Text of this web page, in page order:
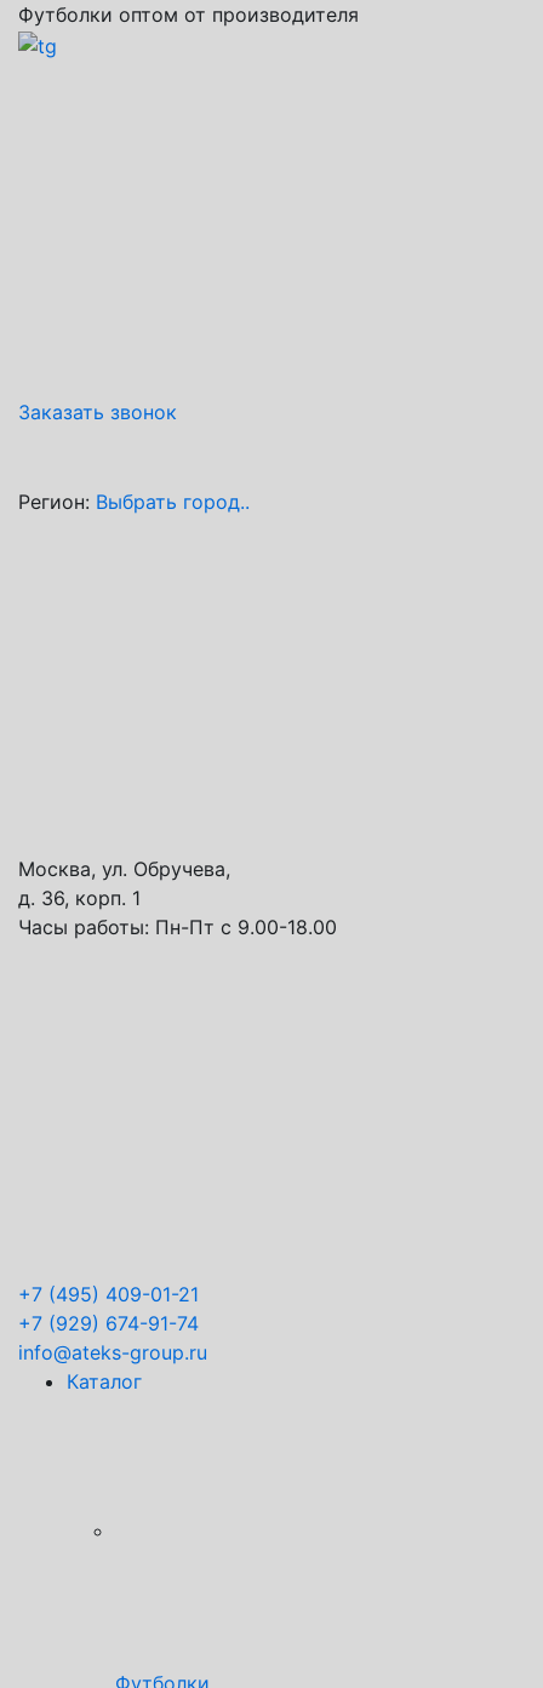
Футболки оптом от производителя
Заказать звонок
Регион: Выбрать город..
Москва, ул. Обручева,
д. 36, корп. 1
Часы работы: Пн-Пт с 9.00-18.00
+7 (495) 409-01-21
+7 (929) 674-91-74
info@ateks-group.ru
Каталог
Футболки